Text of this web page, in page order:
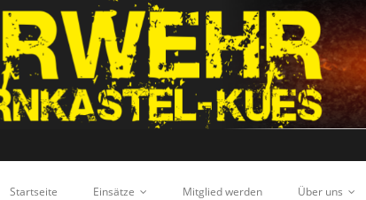
Startseite Einsätze Mitglied werden Über uns